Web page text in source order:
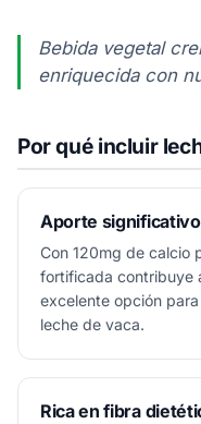
Bebida vegetal
enriquecida con
Por qué incluir
Aporte
Con 120mg de calcio
fortificada contribuye
excelente opción
leche de vaca.
Rica en fibra